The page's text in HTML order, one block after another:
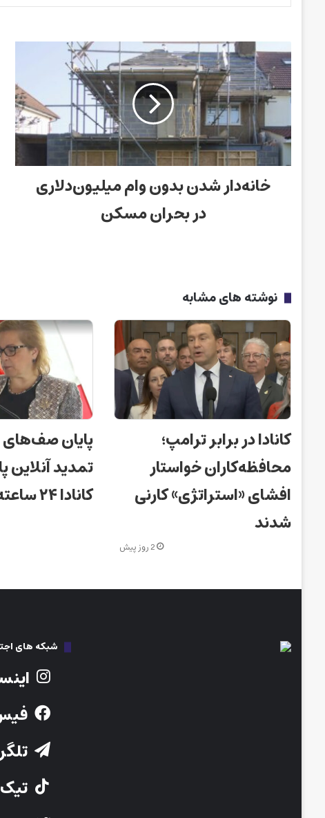
خانه‌دار شدن بدون وام میلیون‌دلاری
در بحران مسکن
نوشته های مشابه
کانادا در برابر ترامپ؛
محافظه‌کاران خواستار
افشای «استراتژی» کارنی
شدند
2 روز پیش
پایان صف‌های
تمدید آنلاین
کانادا ۲۴ ساعته شد!
شبکه های